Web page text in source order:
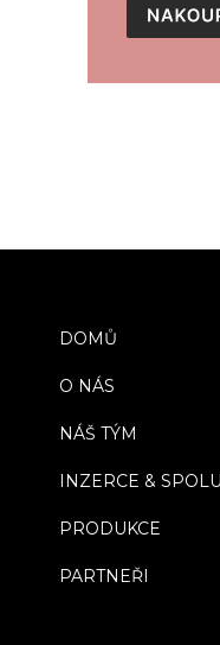
DOMŮ
O NÁS
NÁŠ TÝM
INZERCE &
PRODUKCE
PARTNEŘI